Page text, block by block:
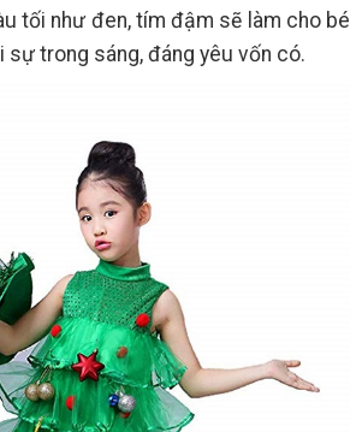
tối như đen, tím đậm sẽ làm cho bé
trong sáng, đáng yêu vốn có.